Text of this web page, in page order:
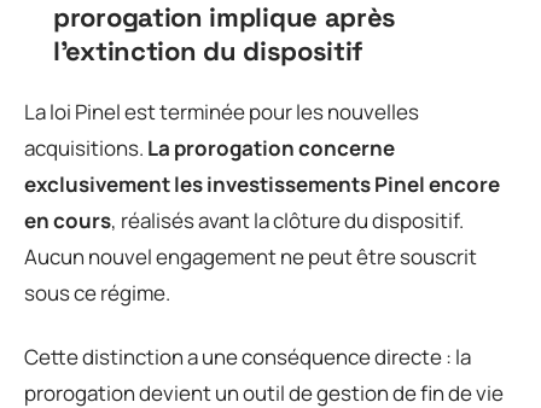
prorogation implique après
l’extinction du dispositif
La loi Pinel est terminée pour les nouvelles
acquisitions. La prorogation concerne
exclusivement les investissements Pinel encore
en cours, réalisés avant la clôture du dispositif.
Aucun nouvel engagement ne peut être souscrit
sous ce régime.
Cette distinction a une conséquence directe : la
prorogation devient un outil de gestion de fin de vie